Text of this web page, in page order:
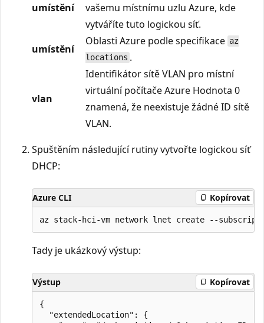
umístění
vašemu místnímu uzlu Azure, kde
vytváříte tuto logickou síť.
umístění
Oblasti Azure podle specifikace az
locations .
vlan
Identifikátor sítě VLAN pro místní
virtuální počítače Azure Hodnota 0
znamená, že neexistuje žádné ID sítě
VLAN.
Spuštěním následující rutiny vytvořte logickou síť
DHCP:
Azure CLI Kopírovat
Tady je ukázkový výstup:
Výstup Kopírovat
{
  "extendedLocation": {